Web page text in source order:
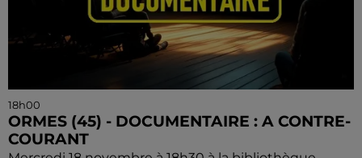
18h00
ORMES (45) - DOCUMENTAIRE : A CONTRE-
COURANT